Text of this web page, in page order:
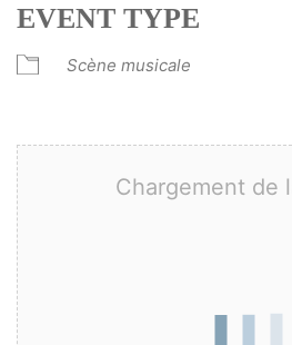
EVENT TYPE
Scène musicale
Chargement de